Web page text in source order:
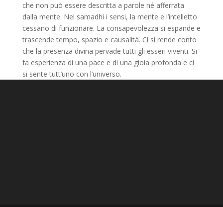
che non può essere descritta a parole né afferrata
dalla mente. Nel samadhi i sensi, la mente e l’intelletto
cessano di funzionare. La consapevolezza si espande e
trascende tempo, spazio e causalità. Ci si rende conto
che la presenza divina pervade tutti gli esseri viventi. Si
fa esperienza di una pace e di una gioia profonda e ci
si sente tutt’uno con l’universo.